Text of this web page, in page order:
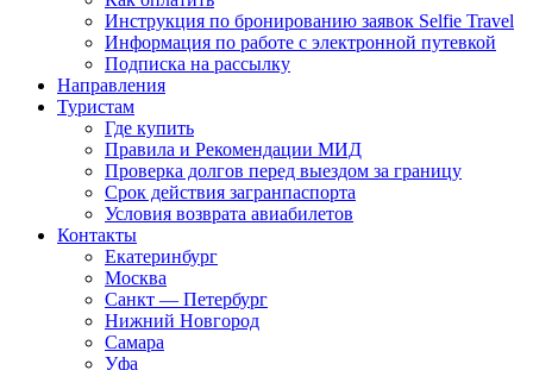
Инструкция по бронированию заявок Selfie Travel
Информация по работе с электронной путевкой
Подписка на рассылку
Направления
Туристам
Где купить
Правила и Рекомендации МИД
Проверка долгов перед выездом за границу
Срок действия загранпаспорта
Условия возврата авиабилетов
Контакты
Екатеринбург
Москва
Санкт — Петербург
Нижний Новгород
Самара
Уфа